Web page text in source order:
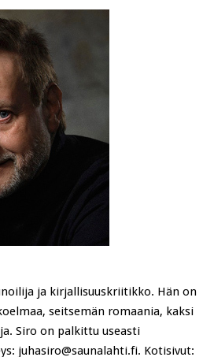
ja kirjallisuuskriitikko. Hän on
seitsemän romaania, kaksi
Siro on palkittu useasti
juhasiro@saunalahti.fi. Kotisivut: